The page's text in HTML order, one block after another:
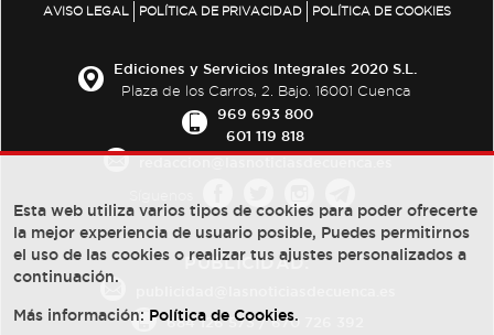
AVISO LEGAL POLÍTICA DE PRIVACIDAD POLÍTICA DE COOKIES
Ediciones y Servicios Integrales 2020 S.L.
Plaza de los Carros, 2. Bajo. 16001 Cuenca
969 693 800
601 119 818
PUBLICIDAD:
684 126 573/670 726 392
Esta web utiliza varios tipos de cookies para poder ofrecerte
la mejor experiencia de usuario posible, Puedes permitirnos
el uso de las cookies o realizar tus ajustes personalizados a
continuación.
Más información: Política de Cookies.